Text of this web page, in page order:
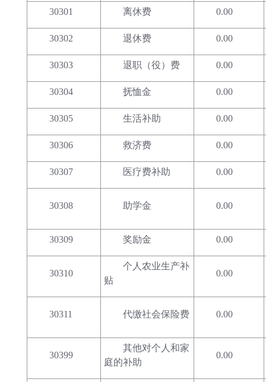
30301 离休费 0.00
30302 退休费 0.00
30303 退职（役）费 0.00
30304 抚恤金 0.00
30305 生活补助 0.00
30306 救济费 0.00
30307 医疗费补助 0.00
30308 助学金 0.00
30309 奖励金 0.00
30310
个人农业生产补
贴
0.00
30311 代缴社会保险费 0.00
30399
其他对个人和家
庭的补助
0.00